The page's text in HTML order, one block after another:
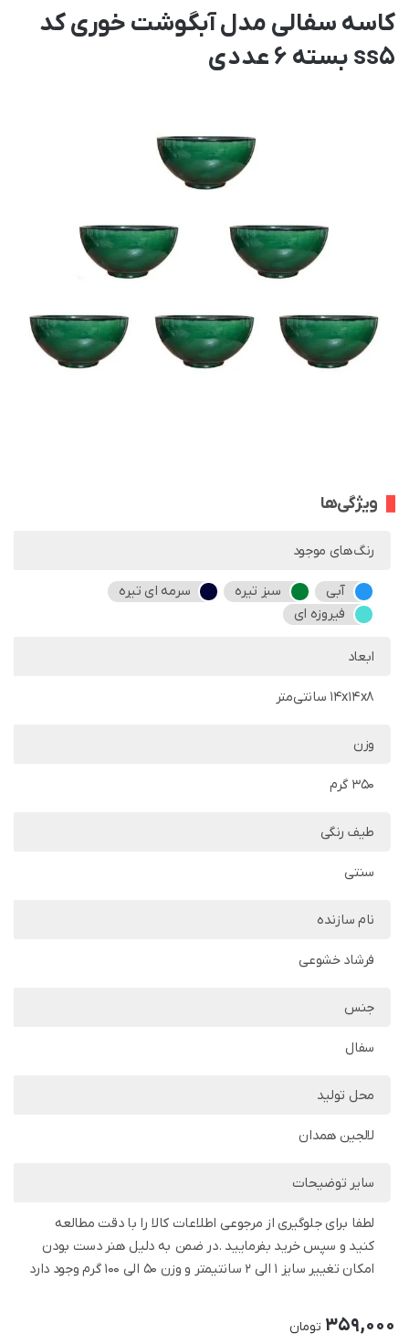
کاسه سفالی مدل آبگوشت خوری کد
ss5 بسته 6 عددی
ویژگی‌ها
رنگ‌های موجود
آبی سبز تیره
سرمه ای تیره
فیروزه ای
ابعاد
14x14x8 سانتی‌متر
وزن
350 گرم
طیف رنگی
سنتی
نام سازنده
فرشاد خشوعی
جنس
سفال
محل تولید
لالجین همدان
سایر توضیحات
لطفا برای جلوگیری از مرجوعی اطلاعات کالا را با دقت مطالعه
کنید و سپس خرید بفرمایید .در ضمن به دلیل هنر دست بودن
امکان تغییر سایز 1 الی 2 سانتیمتر و وزن 50 الی 100 گرم وجود دارد
359,000 تومان